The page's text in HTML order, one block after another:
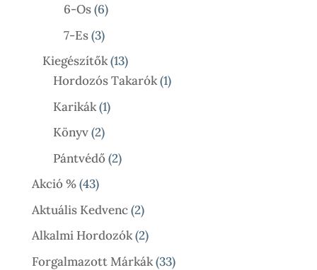
6-Os 66
7-Es 33
Termék
Kiegészítők 1313
Termék
Hordozós Takarók 11
Karikák 11
Könyv 22
Termék
Pántvédő 22
Akció % 4343
Termék
Aktuális Kedvenc 22
Termék
Alkalmi Hordozók 22
Termék
Forgalmazott Márkák 3333